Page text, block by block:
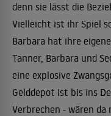
denn sie lässt die
Vielleicht ist ihr Spiel
Barbara hat ihre
Tanner, Barbara und
eine explosive
Gelddepot ist bis ins
Verbrechen - wären da